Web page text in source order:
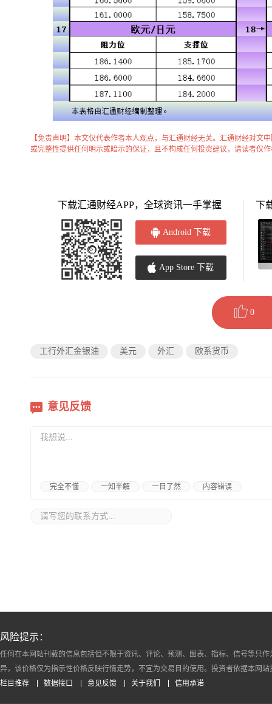
【免责声明】本文仅代表作者本人观点，与汇通财经无关。汇通财经对文
或完整性提供任何明示或暗示的保证，且不构成任何投资建议，请读者仅
下载汇通财经APP，全球资讯一手掌握
Android 下载
App Store 下载
下
0
工行外汇金银油 美元 外汇 欧系货币
意见反馈
完全不懂 一知半解 一目了然 内容错误
风险提示：
任何在本网站刊载的信息包括但不限于资讯、评论、预测、图表、指标、信号等只
异，该价格仅为指示性价格反映行情走势，不宜为交易目的使用。投资者依据本网
栏目推荐
数据接口 意见反馈 关于我们 信用承诺